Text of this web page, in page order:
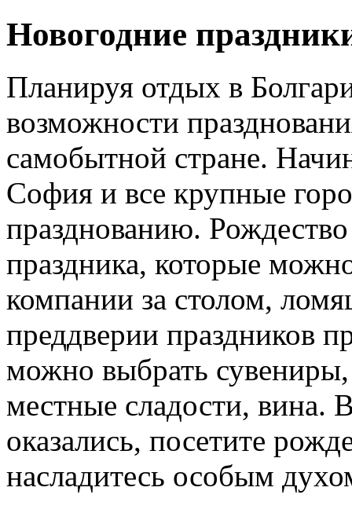
Новогодние
Планируя отдых в
возможности
самобытной стране.
София и все крупные
празднованию.
праздника, которые
компании за столом,
преддверии праздников
можно выбрать
местные сладости, вина.
оказались, посетите
насладитесь особым